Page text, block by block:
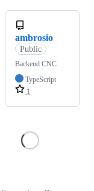
ambrosio
Public
Backend CNC
TypeScript
1